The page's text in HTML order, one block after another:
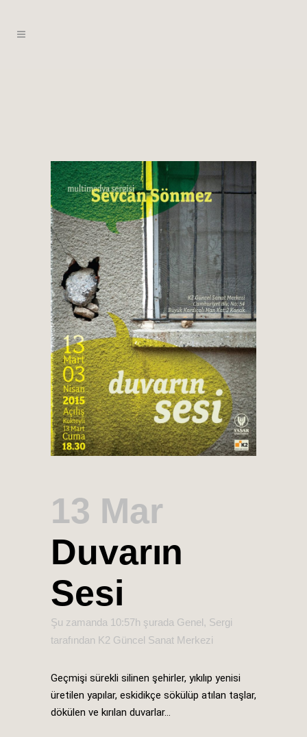
13 Mar
Duvarın
Sesi
Şu zamanda 10:57h şurada Genel, Sergi
tarafından K2 Güncel Sanat Merkezi
Geçmişi sürekli silinen şehirler, yıkılıp yenisi
üretilen yapılar, eskidikçe sökülüp atılan taşlar,
dökülen ve kırılan duvarlar…